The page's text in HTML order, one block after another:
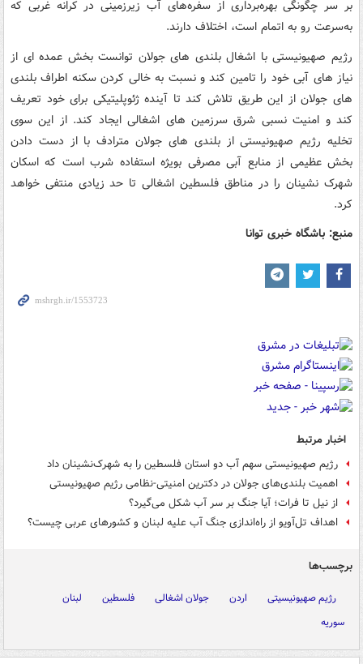
بر سر چگونگی بهره‌برداری از سفره‌های آب زیرزمینی در کرانه غربی که
به‌سرعت رو به اتمام است، اختلاف دارند.
رژیم صهیونیستی با اشغال بلندی های جولان توانست بخش عمده ای از
نیاز های آبی خود را تامین کند و نسبت به خالی کردن سکنه اطراف بلندی
های جولان از این طریق تلاش کند تا آینده ژئوپلیتیکی برای خود تعریف
کند و امنیت نسبی شرق سرزمین های اشغالی ایجاد کند. از این سوی
تخلیه رژیم صهیونیستی از بلندی های جولان مترادف با از دست دادن
بخش عظیمی از منابع آبی مصرفی بویژه استفاده شرب است که اسکان
شهرک نشینان را در مناطق فلسطین اشغالی تا حد زیادی منتفی خواهد
کرد.
منبع: باشگاه خبری توانا
اخبار مرتبط
رژیم صهیونیستی سهم آب دو استان فلسطین را به شهرک‌نشینان داد
اهمیت بلندی‌های جولان در دکترین امنیتی-نظامی رژیم صهیونیستی
از نیل تا فرات؛ آیا جنگ بر سر آب شکل می‌گیرد؟
اهداف تل‌آویو از راه‌اندازی جنگ آب علیه لبنان و کشورهای عربی چیست؟
برچسب‌ها
رژیم صهیونیسیتی اردن جولان اشغالی فلسطین
لبنان
سوریه